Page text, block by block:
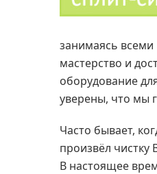
занимаясь
мастерство и
оборудование
уверены, что мы
Часто бывает,
произвёл
В настоящее